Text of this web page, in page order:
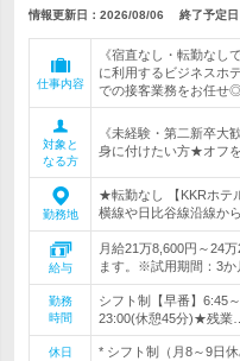
情報更新日：2026/08/06 終了予定日
仕事内容
《宿直なし・転勤な
に利用するビジネスホ
での接客業務をお任せ
対象と
なる方
《未経験・第二新卒
身に付けたい方★オフ
勤務地
★転勤なし 【KKRホテ
横線や日比谷線沿線か
給与
月給21万8,600円～24
ます。※試用期間：3か
勤務
時間
シフト制【早番】6:45
23:00(休憩45分)★残業…
休日
* シフト制（月8～9日